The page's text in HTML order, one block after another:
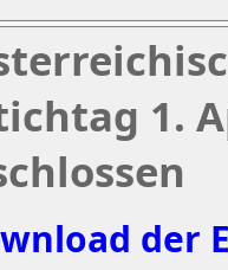
1.
der